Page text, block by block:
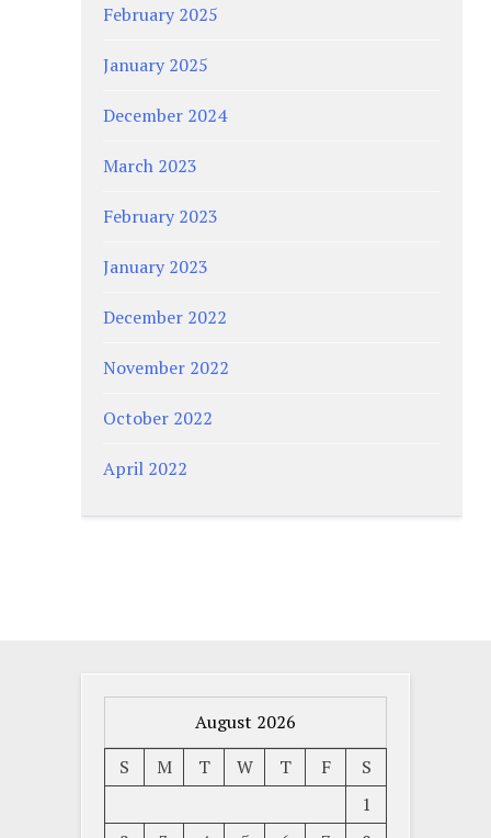
February 2025
January 2025
December 2024
March 2023
February 2023
January 2023
December 2022
November 2022
October 2022
April 2022
August 2026
S
M T W T F
S
1